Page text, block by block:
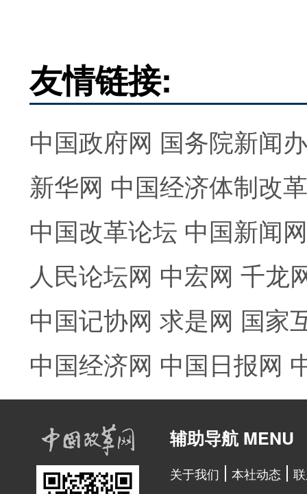
友情链接:
中国政府网 国务院新闻
新华网 中国经济体制改
中国改革论坛 中国新闻网
人民论坛网 中宏网 千龙
中国记协网 求是网 国家
中国经济网 中国日报网
辅助导航 MENU
关于我们 本社动态